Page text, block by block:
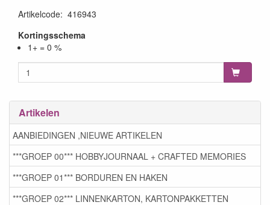
Artikelcode: 416943
Kortingsschema
1+ = 0 %
Artikelen
AANBIEDINGEN ,NIEUWE ARTIKELEN
***GROEP 00*** HOBBYJOURNAAL + CRAFTED MEMORIES
***GROEP 01*** BORDUREN EN HAKEN
***GROEP 02*** LINNENKARTON, KARTONPAKKETTEN